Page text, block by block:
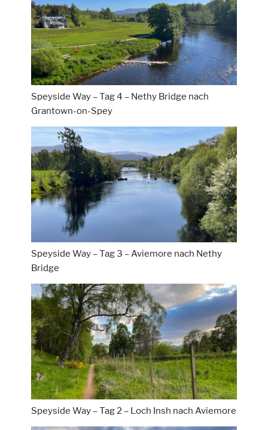
Speyside Way – Tag 4 – Nethy Bridge nach
Grantown-on-Spey
Speyside Way – Tag 3 – Aviemore nach Nethy
Bridge
Speyside Way – Tag 2 – Loch Insh nach Aviemore